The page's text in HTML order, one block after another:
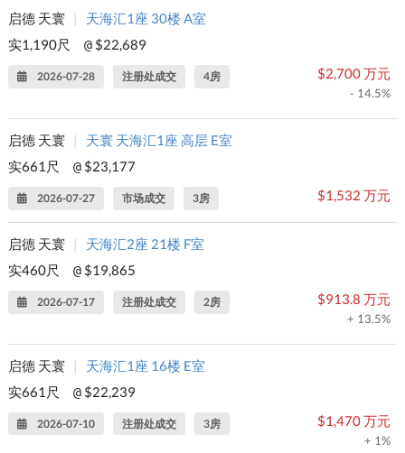
启德 天寰 |
天海汇1座 30楼 A室
实1,190尺
@ $22,689
2026-07-28 注册处成交 4房 $2,700 万元
- 14.5%
启德 天寰 |
天寰 天海汇1座 高层 E室
实661尺
@ $23,177
2026-07-27 市场成交 3房 $1,532 万元
启德 天寰 |
天海汇2座 21楼 F室
实460尺
@ $19,865
2026-07-17 注册处成交 2房 $913.8 万元
+ 13.5%
启德 天寰 |
天海汇1座 16楼 E室
实661尺
@ $22,239
2026-07-10 注册处成交 3房 $1,470 万元
+ 1%